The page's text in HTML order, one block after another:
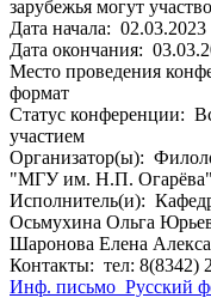
зарубежья могут
Дата начала: 02.03.2023
Дата окончания:
Место проведения
формат
Статус конференции:
участием
Организатор(ы):
"МГУ им. Н.П. Огарёва"
Исполнитель(и):
Осьмухина Ольга
Шаронова Елена
Контакты: тел: 8(8342)
Инф. письмо_Русский